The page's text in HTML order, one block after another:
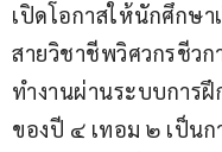
เปิดโอกาสให้นักศึกษ
สายวิชาชีพวิศวกรชีวก
ทำงานผ่านระบบการฝึ
ของปี ๔ เทอม ๒ เป็นก